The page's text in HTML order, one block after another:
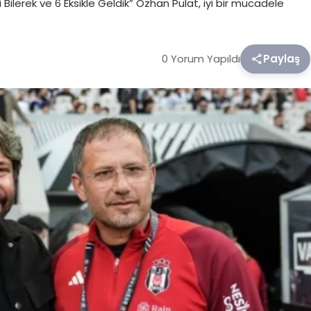
Bilerek ve 6 Eksikle Geldik” Özhan Pulat, iyi bir mücadele
0 Yorum Yapıldı Paylaş